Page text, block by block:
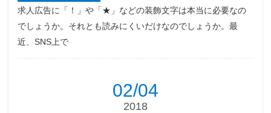
求人広告に「！」や「★」などの装飾文字は本当に必要なの
でしょうか。それとも読みにくいだけなのでしょうか。最
近、SNS上で
02/04
2018